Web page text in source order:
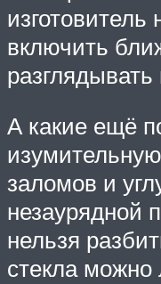
включить
А какие ещё
заломов и
незаурядной
нельзя
стекла можно